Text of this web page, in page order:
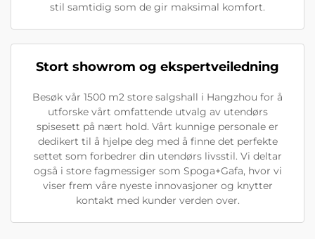
stil samtidig som de gir maksimal komfort.
Stort showrom og ekspertveiledning
Besøk vår 1500 m2 store salgshall i Hangzhou for å
utforske vårt omfattende utvalg av utendørs
spisesett på nært hold. Vårt kunnige personale er
dedikert til å hjelpe deg med å finne det perfekte
settet som forbedrer din utendørs livsstil. Vi deltar
også i store fagmessiger som Spoga+Gafa, hvor vi
viser frem våre nyeste innovasjoner og knytter
kontakt med kunder verden over.